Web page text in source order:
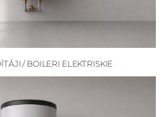
/ BOILERI ELEKTRISKIE